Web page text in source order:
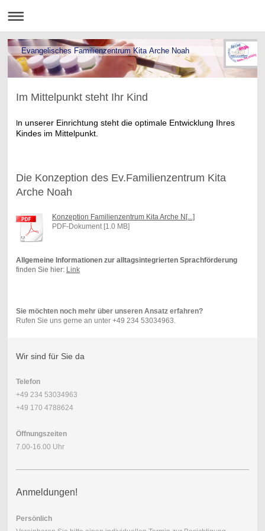
Evangelisches Familienzentrum Kita Arche Noah
Im Mittelpunkt steht Ihr Kind
n unserer Einrichtung steht die optimale Entwicklung Ihres
Kindes im Mittelpunkt.
Die Konzeption des Ev.Familienzentrum Kita
Arche Noah
Konzeption Familienzentrum Kita Arche N[...]
PDF-Dokument [1.0 MB]
Allgemeine Informationen zur alltagsintegrierten Sprachförderung
finden Sie hier: Link
Sie möchten noch mehr über unseren Ansatz erfahren?
Rufen Sie uns gerne an unter +49 234 53034963.
Wir sind für Sie da
Telefon
+49 234 53034963
+49 170 4788624
Öffnungszeiten
7.00-16.00 Uhr
Anmeldungen!
Persönlich